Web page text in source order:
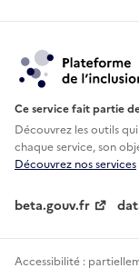
Ce service fait partie
Découvrez les outils
chaque service, son
Découvrez nos services
beta.gouv.fr
Accessibilité :